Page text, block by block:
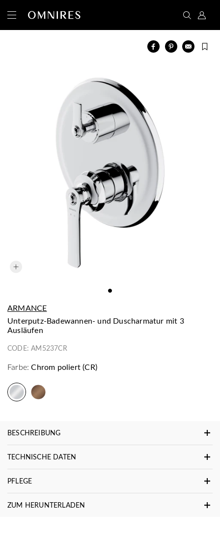
ARMANCE
Unterputz-Badewannen- und Duscharmatur mit 3
Ausläufen
CODE:AM5237CR
Farbe: Chrom poliert (CR)
BESCHREIBUNG
TECHNISCHE DATEN
PFLEGE
ZUM HERUNTERLADEN